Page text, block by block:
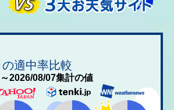
適中率比較
2026/08/07集計の値